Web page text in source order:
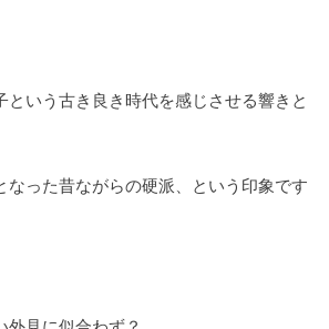
という古き良き時代を感じさせる響きと
なった昔ながらの硬派、という印象です